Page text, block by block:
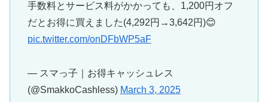
手数料とサービス料がかかっても、1,200円オフ
だとお得に買えました(4,292円→3,642円)😊
pic.twitter.com/onDFbWP5aF
— スマっ子｜お得キャッシュレス
(@SmakkoCashless) March 3, 2025